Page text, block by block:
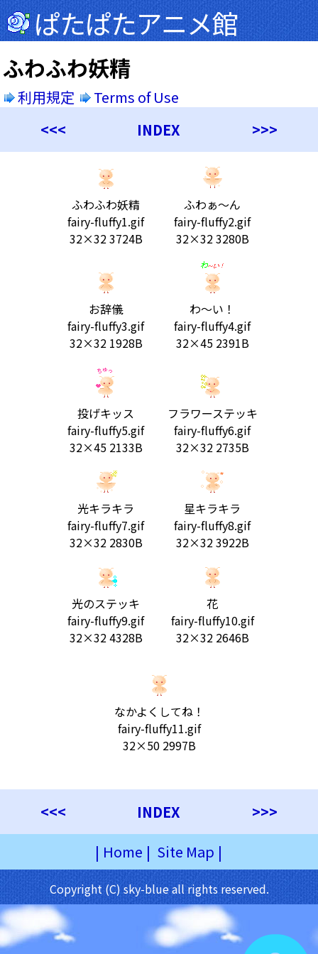
ぱたぱたアニメ館
ふわふわ妖精
利用規定
Terms of Use
<<<
INDEX >>>
ふわふわ妖精
fairy-fluffy1.gif
32×32 3724B
ふわぁ～ん
fairy-fluffy2.gif
32×32 3280B
お辞儀
fairy-fluffy3.gif
32×32 1928B
わ～い！
fairy-fluffy4.gif
32×45 2391B
投げキッス
fairy-fluffy5.gif
32×45 2133B
フラワーステッキ
fairy-fluffy6.gif
32×32 2735B
光キラキラ
fairy-fluffy7.gif
32×32 2830B
星キラキラ
fairy-fluffy8.gif
32×32 3922B
光のステッキ
fairy-fluffy9.gif
32×32 4328B
花
fairy-fluffy10.gif
32×32 2646B
なかよくしてね！
fairy-fluffy11.gif
32×50 2997B
<<< INDEX
>>>
| Home | Site Map |
Copyright (C) sky-blue all rights reserved.